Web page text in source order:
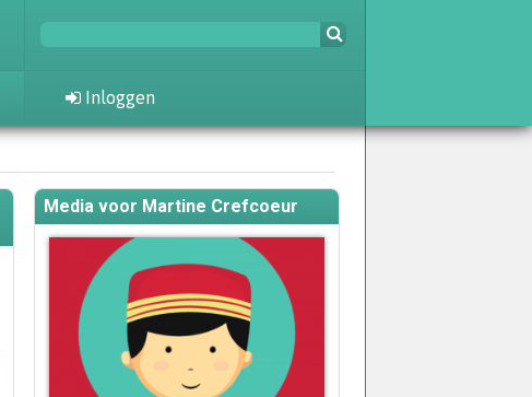
Inloggen
Media voor Martine Crefcoeur